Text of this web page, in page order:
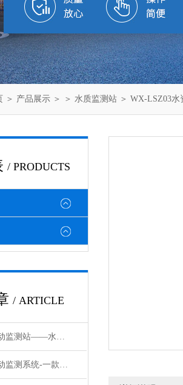
＞ 产品展示 ＞ ＞ 水质监测站 ＞ WX-LSZ03
/ PRODUCTS
/ ARTICLE
水源地水质自动监测站——水质在线监测系统：让每一滴水质数据都实时可溯
地表水水质自动监测系统-一款覆雨翻云的太阳能水质在线监测设备#2023已更新